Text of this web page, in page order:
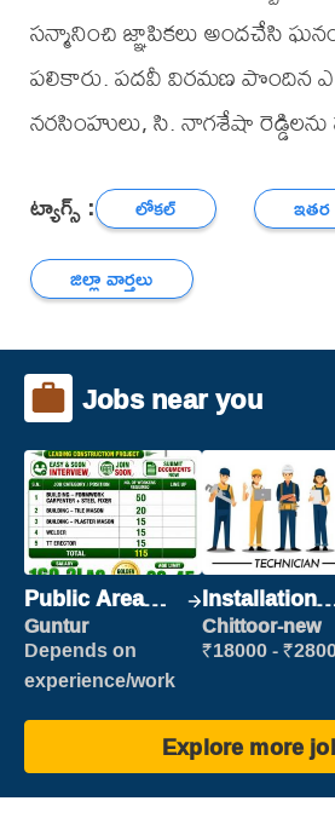
సన్మానించి జ్ఞాపికలు అందచేసి
పలికారు. పదవీ విరమణ పొందిన
నరసింహులు, సి. నాగశేషా
ట్యాగ్స్ : లోకల్
జిల్లా వార్తలు
Jobs near you
Public Area
Cleaner
Guntur
Depends on
experience/work
Installation
Engineer/
Helper
Chittoor-new
₹18000 -
Explore more